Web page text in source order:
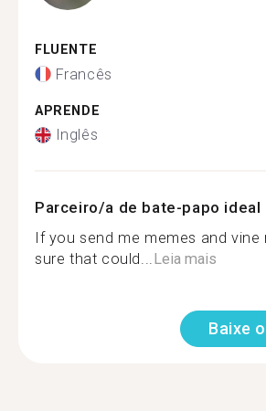
FLUENTE
Francês
APRENDE
Inglês
Parceiro/a de bate-papo ideal
If you send me memes and vine
sure that could...Leia mais
Baixe